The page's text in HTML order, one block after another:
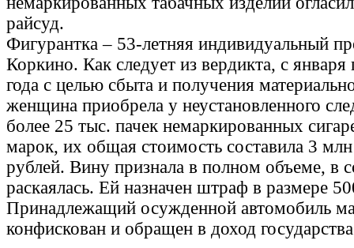
райсуд.
Фигурантка – 53-летняя индивидуальный
Коркино. Как следует из вердикта, с
года с целью сбыта и получения
женщина приобрела у неустановленного
более 25 тыс. пачек немаркированных
марок, их общая стоимость составила 3
рублей. Вину признала в полном объеме, в
раскаялась. Ей назначен штраф в размере
Принадлежащий осужденной автомобиль
конфискован и обращен в доход